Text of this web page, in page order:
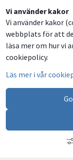
Vi använder kakor
Vi använder kakor
webbplats för att
läsa mer om hur vi
cookiepolicy.
Läs mer i vår
Dela
på
Facebook
Dela
på
Twitter
Dela
på
LinkedIn
Dela
via
email